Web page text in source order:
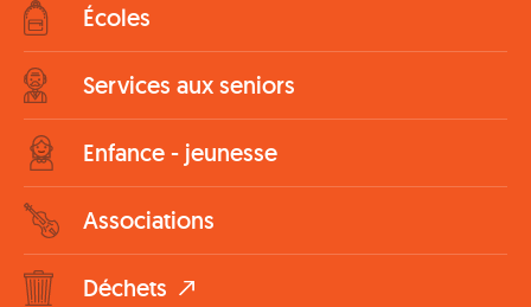
Écoles
Services aux seniors
Enfance - jeunesse
Associations
Déchets